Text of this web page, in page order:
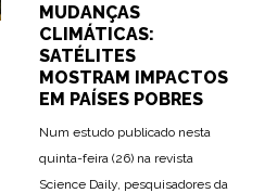
MUDANÇAS
CLIMÁTICAS:
SATÉLITES
MOSTRAM IMPACTOS
EM PAÍSES POBRES
Num estudo publicado nesta
quinta-feira (26) na revista
Science Daily, pesquisadores da